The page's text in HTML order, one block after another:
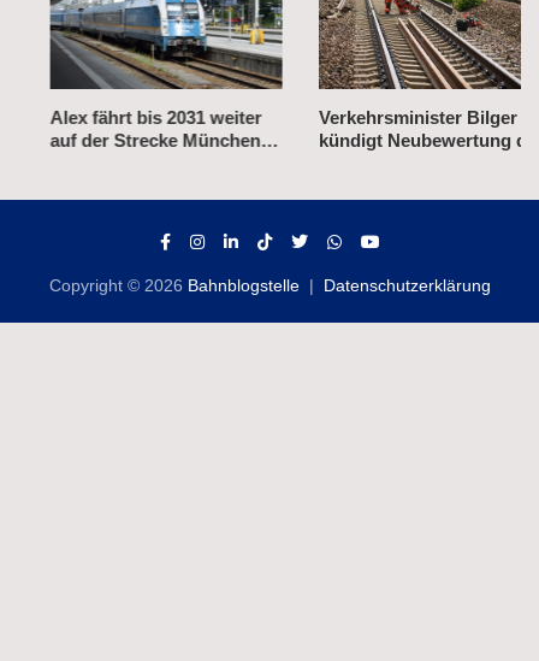
Alex fährt bis 2031 weiter
auf der Strecke München–
Verkehrsminister Bilger
kündigt Neubewertung der
Copyright © 2026 Bahnblogstelle Datenschutzerklärung